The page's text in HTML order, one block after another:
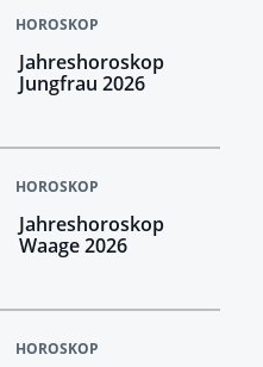
HOROSKOP
Jahreshoroskop
Jungfrau 2026
HOROSKOP
Jahreshoroskop
Waage 2026
HOROSKOP